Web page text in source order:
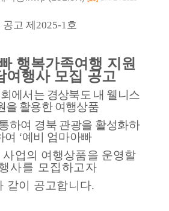
고 제 2025-1 호
행복가족여행 지원
여행사 모집 공고
에서는 경상북도 내 웰니스
을 활용한 여행상품
하여 경북 관광을 활성화하
여 ‘예비 엄마아빠
사업의 여행상품을 운영할
사를 모집하고자
같이 공고합니다.